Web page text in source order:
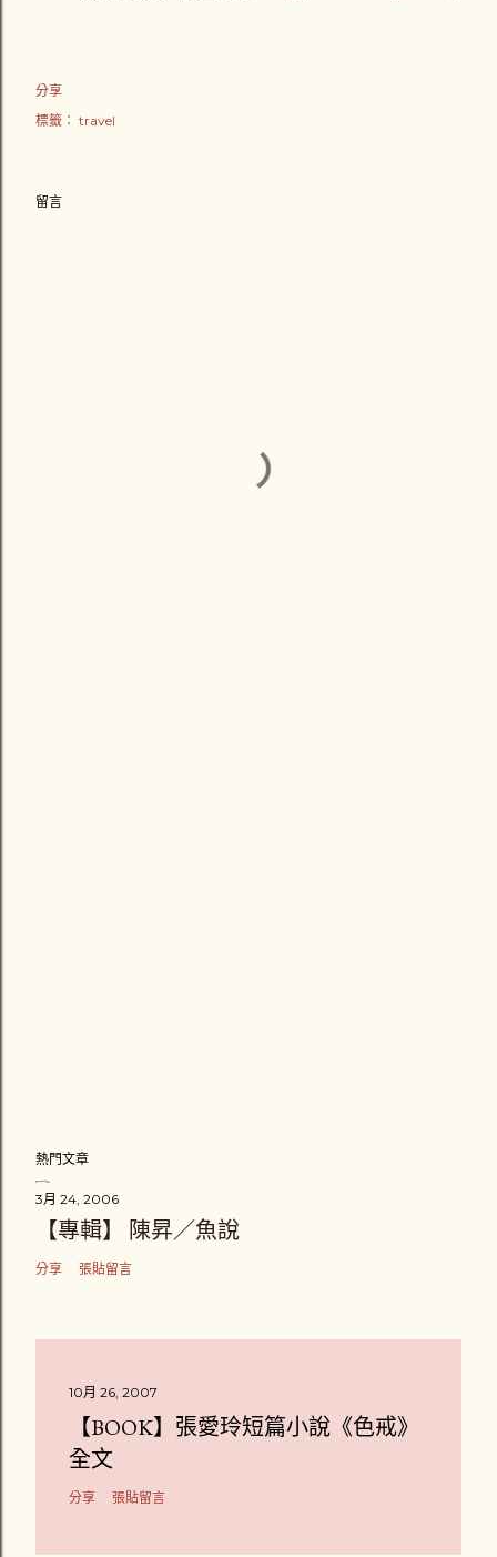
分享
標籤： travel
留言
熱門文章
3月 24, 2006
【專輯】 陳昇／魚說
分享 張貼留言
10月 26, 2007
【BOOK】張愛玲短篇小說《色戒》
全文
分享 張貼留言